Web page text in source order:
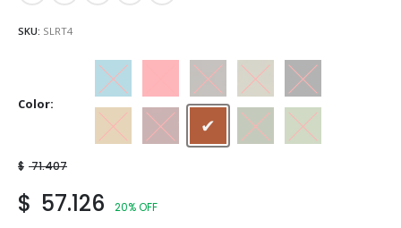
SKU: SLRT4
Color
Azul Traful BermellónCafé Gris cementoNegro ébano
Ocre Rojo BorgoñaRojo TejaVerde ForestaVerde Safari
$ 71.407
$ 57.126 20% OFF